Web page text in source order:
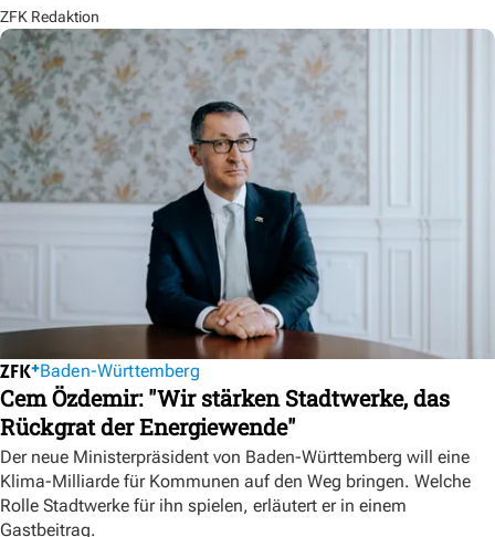
ZFK Redaktion
Baden-Württemberg
Cem Özdemir: "Wir stärken Stadtwerke, das
Rückgrat der Energiewende"
Der neue Ministerpräsident von Baden-Württemberg will eine
Klima-Milliarde für Kommunen auf den Weg bringen. Welche
Rolle Stadtwerke für ihn spielen, erläutert er in einem
Gastbeitrag.